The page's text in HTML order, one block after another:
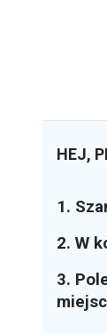
HEJ,
1.
2. W
3.